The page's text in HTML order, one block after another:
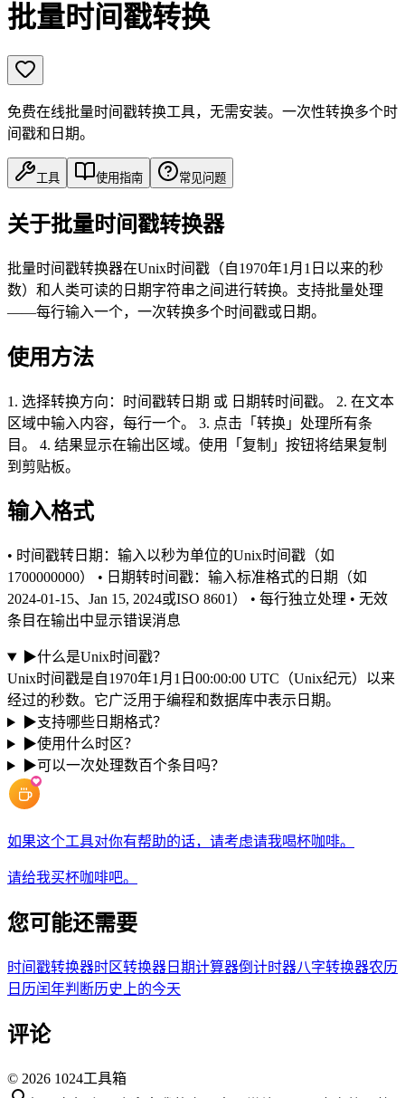
批量时间戳转换
免费在线批量时间戳转换工具，无需安装。一次性转换多个时
间戳和日期。
工具 使用指南 常见问题
关于批量时间戳转换器
批量时间戳转换器在Unix时间戳（自1970年1月1日以来的秒
数）和人类可读的日期字符串之间进行转换。支持批量处理
——每行输入一个，一次转换多个时间戳或日期。
使用方法
1. 选择转换方向：时间戳转日期 或 日期转时间戳。 2. 在文本
区域中输入内容，每行一个。 3. 点击「转换」处理所有条
目。 4. 结果显示在输出区域。使用「复制」按钮将结果复制
到剪贴板。
输入格式
• 时间戳转日期：输入以秒为单位的Unix时间戳（如
1700000000） • 日期转时间戳：输入标准格式的日期（如
2024-01-15、Jan 15, 2024或ISO 8601） • 每行独立处理 • 无效
条目在输出中显示错误消息
▶什么是Unix时间戳？
Unix时间戳是自1970年1月1日00:00:00 UTC（Unix纪元）以来
经过的秒数。它广泛用于编程和数据库中表示日期。
▶支持哪些日期格式？
▶使用什么时区？
▶可以一次处理数百个条目吗？
如果这个工具对你有帮助的话，请考虑请我喝杯咖啡。
请给我买杯咖啡吧。
您可能还需要
时间戳转换器时区转换器 日期计算器倒计时器八字转换器农历
日历闰年判断历史上的今天
评论
© 2026 1024工具箱